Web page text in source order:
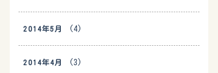
2014年5月 (4)
2014年4月 (3)